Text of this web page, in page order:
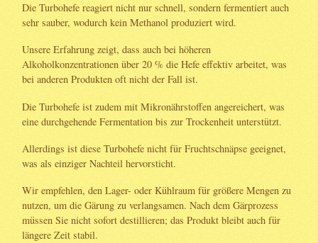
Die Turbohefe reagiert nicht nur schnell, sondern fermentiert auch
sehr sauber, wodurch kein Methanol produziert wird.
Unsere Erfahrung zeigt, dass auch bei höheren
Alkoholkonzentrationen über 20 % die Hefe effektiv arbeitet, was
bei anderen Produkten oft nicht der Fall ist.
Die Turbohefe ist zudem mit Mikronährstoffen angereichert, was
eine durchgehende Fermentation bis zur Trockenheit unterstützt.
Allerdings ist diese Turbohefe nicht für Fruchtschnäpse geeignet,
was als einziger Nachteil hervorsticht.
Wir empfehlen, den Lager- oder Kühlraum für größere Mengen zu
nutzen, um die Gärung zu verlangsamen. Nach dem Gärprozess
müssen Sie nicht sofort destillieren; das Produkt bleibt auch für
längere Zeit stabil.